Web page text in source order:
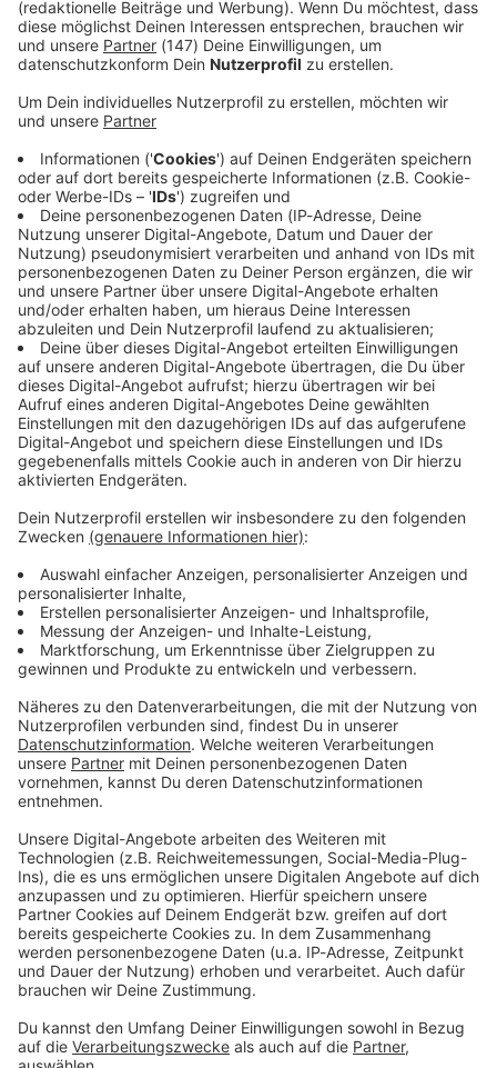
Immer auf dem Laufenden
bleiben!
Verpass' nichts mehr - mit unserem kostenlosen
ANTENNE BAYERN Newsletter. Ob Nachrichten,
Lifestyle oder unsere neuesten Aktionen - wir
informieren dich.
Zum Newsletter anmelden
Du möchtest uns etwas sagen?
Studio Hotline
Kontaktformular
Sprachnachricht
© dpa-infocom, dpa:260531-930-153171/2